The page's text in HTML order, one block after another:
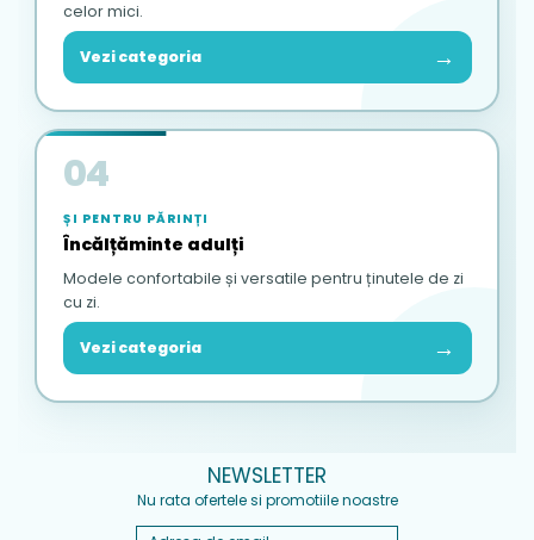
celor mici.
Vezi categoria →
04
ȘI PENTRU PĂRINȚI
Încălțăminte adulți
Modele confortabile și versatile pentru ținutele de zi
cu zi.
Vezi categoria →
NEWSLETTER
Nu rata ofertele si promotiile noastre